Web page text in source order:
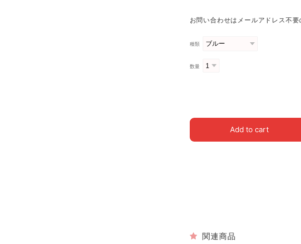
お問い合わせはメールアドレス不
種類
数量
Add to cart
関連商品